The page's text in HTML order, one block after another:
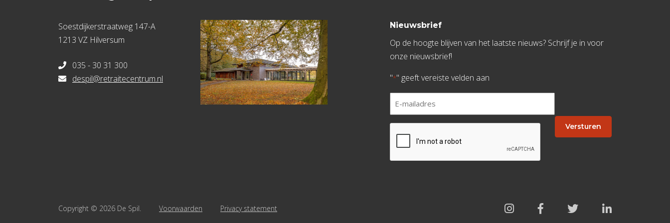
Soestdijkerstraatweg 147-A
1213 VZ Hilversum
035 - 30 31 300
despil@retraitecentrum.nl
Nieuwsbrief
Op de hoogte blijven van het laatste nieuws? Schrijf je in voor
onze nieuwsbrief!
"*" geeft vereiste velden aan
mailadres
* Versturen
Copyright © 2026 De Spil. Voorwaarden Privacy statement